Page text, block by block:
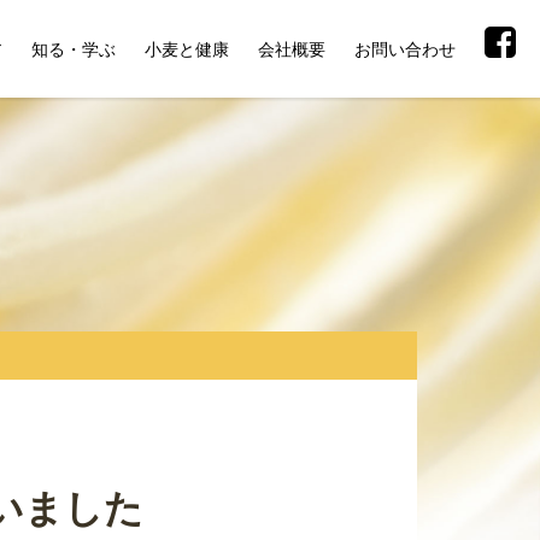
知る・学ぶ 小麦と健康 会社概要 お問い合わせ
ました